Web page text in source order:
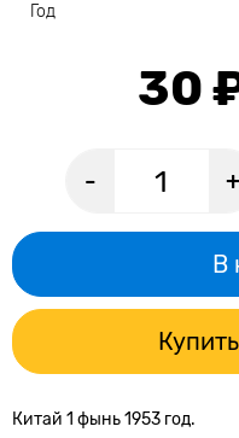
Год
30
- +
В
Китай 1 фынь 1953 год.